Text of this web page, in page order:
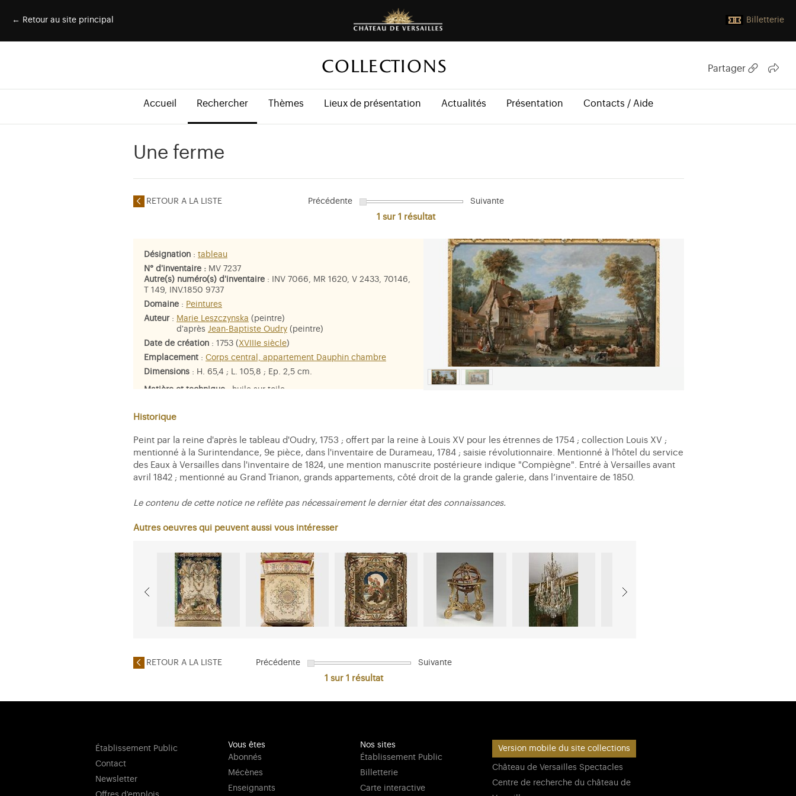
Billetterie
← Retour au site principal
COLLECTIONS Partager
Accueil Rechercher Thèmes Lieux de présentation Actualités Présentation Contacts / Aide
Une ferme
RETOUR A LA LISTE Précédente Suivante
1 sur 1 résultat
Désignation : tableau
N° d'inventaire : MV 7237
Autre(s) numéro(s) d'inventaire : INV 7066, MR 1620, V 2433, 70146,
T 149, INV.1850 9737
Domaine : Peintures
Auteur: Marie Leszczynska (peintre)
d'après Jean-Baptiste Oudry (peintre)
Date de création : 1753 ( XVIIIe siècle)
Emplacement : Corps central, appartement Dauphin chambre
Dimensions : H. 65,4 ; L. 105,8 ; Ep. 2,5 cm.
Matière et technique : huile sur toile
Historique
Peint par la reine d'après le tableau d'Oudry, 1753 ; offert par la reine à Louis XV pour les étrennes de 1754 ; collection Louis XV ;
mentionné à la Surintendance, 9e pièce, dans l'inventaire de Durameau, 1784 ; saisie révolutionnaire. Mentionné à l'hôtel du service
des Eaux à Versailles dans l'inventaire de 1824, une mention manuscrite postérieure indique "Compiègne". Entré à Versailles avant
avril 1842 ; mentionné au Grand Trianon, grands appartements, côté droit de la grande galerie, dans l’inventaire de 1850.
Le contenu de cette notice ne reflète pas nécessairement le dernier état des connaissances.
Autres oeuvres qui peuvent aussi vous intéresser
RETOUR A LA LISTE Précédente Suivante
1 sur 1 résultat
Établissement Public
Contact
Newsletter
Vous êtes
Abonnés
Mécènes
Enseignants
Nos sites
Établissement Public
Billetterie
Carte interactive
Version mobile du site collections
Château de Versailles Spectacles
Centre de recherche du château de